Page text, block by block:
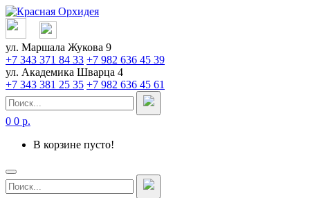
ул. Маршала Жукова 9
+7 343 371 84 33 +7 982 636 45 39
ул. Академика Шварца 4
+7 343 381 25 35 +7 982 636 45 61
0 0 р.
В корзине пусто!